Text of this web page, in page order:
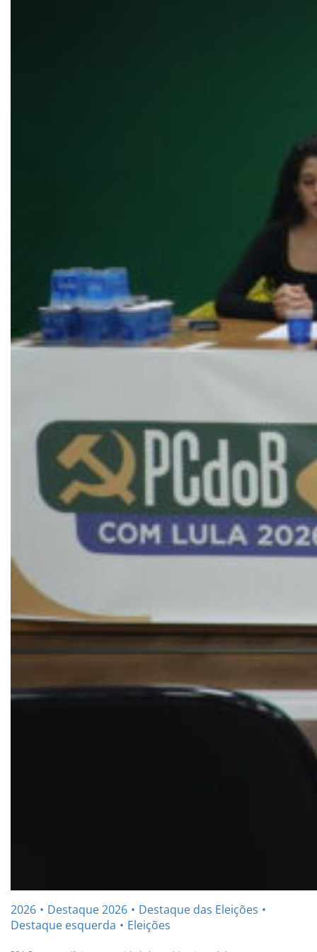
2026 Destaque 2026
Destaque das Eleições
Destaque esquerda
Eleições